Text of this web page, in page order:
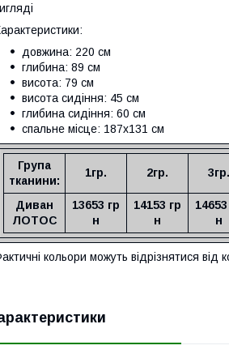
довжина: 220 см
глибина: 89 см
висота: 79 см
висота сидіння: 45 см
глибина сидіння: 60 см
спальне місце: 187х131 см
Група
тканини:
1гр. 2гр. 3гр.
Диван
ЛОТОС
13653 гр
н
14153 гр
н
14653
н
кольори можуть відрізнятися